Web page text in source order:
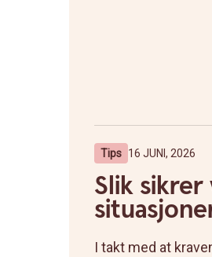
Tips 16 JUNI, 2026
Slik
I takt med at